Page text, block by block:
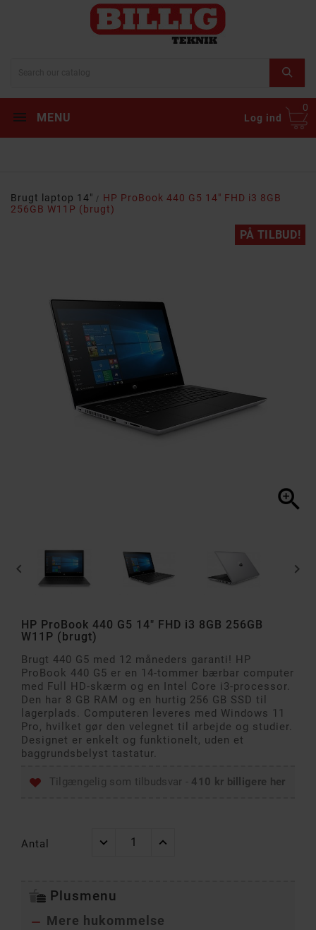
MENU Log ind
0
Brugt laptop 14"
HP ProBook 440 G5 14" FHD i3 8GB
256GB W11P (brugt)
PÅ TILBUD!

 
HP ProBook 440 G5 14" FHD i3 8GB 256GB
W11P (brugt)
Brugt 440 G5 med 12 måneders garanti! HP
ProBook 440 G5 er en 14-tommer bærbar computer
med Full HD-skærm og en Intel Core i3-processor.
Den har 8 GB RAM og en hurtig 256 GB SSD til
lagerplads. Computeren leveres med Windows 11
Pro, hvilket gør den velegnet til arbejde og studier.
Designet er enkelt og funktionelt, uden et
baggrundsbelyst tastatur.
Tilgængelig som tilbudsvar - 410 kr billigere her
Antal
Plusmenu
 Mere hukommelse